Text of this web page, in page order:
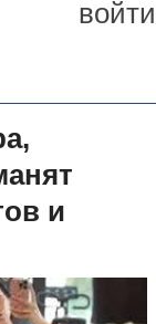
войти
и